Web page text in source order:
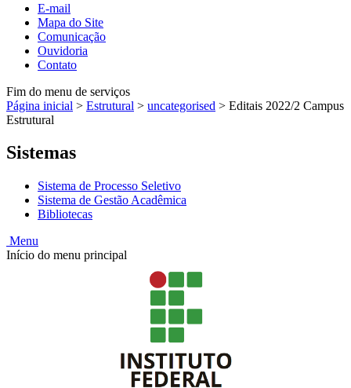
E-mail
Mapa do Site
Comunicação
Ouvidoria
Contato
Fim do menu de serviços
Página inicial > Estrutural > uncategorised > Editais 2022/2 Campus
Estrutural
Sistemas
Sistema de Processo Seletivo
Sistema de Gestão Acadêmica
Bibliotecas
Menu
Início do menu principal